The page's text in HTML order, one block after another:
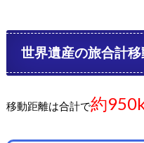
世界遺産の旅合計
移動距離は合計で約